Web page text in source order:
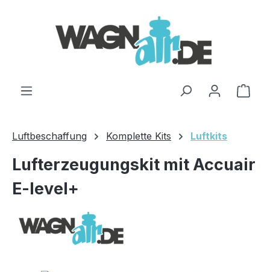
Luftbeschaffung Komplette Kits Luftkits
Lufterzeugungskit mit Accuair
E-level+